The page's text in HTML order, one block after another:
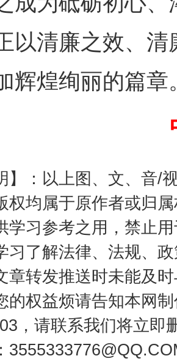
以清廉之效、
辉煌绚丽的篇章
】：以上图、文、音/
权均属于原作者或归
学习参考之用，禁止
习了解法律、法规、
章转发推送时未能及
的权益烦请告知本网
，请联系我们将立即
生生不息 一